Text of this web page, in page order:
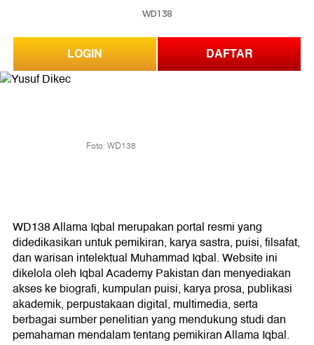
WD138
LOGIN DAFTAR
Foto: WD138
WD138 Allama Iqbal merupakan portal resmi yang
didedikasikan untuk pemikiran, karya sastra, puisi, filsafat,
dan warisan intelektual Muhammad Iqbal. Website ini
dikelola oleh Iqbal Academy Pakistan dan menyediakan
akses ke biografi, kumpulan puisi, karya prosa, publikasi
akademik, perpustakaan digital, multimedia, serta
berbagai sumber penelitian yang mendukung studi dan
pemahaman mendalam tentang pemikiran Allama Iqbal.